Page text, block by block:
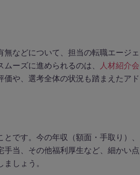
などについて、担当の転職エージェ
ーズに進められるのは、 人材紹介会
や、選考全体の状況も踏まえたアド
です。今の年収（額面・手取り）、
当、その他福利厚生など、細かい点
しょう。